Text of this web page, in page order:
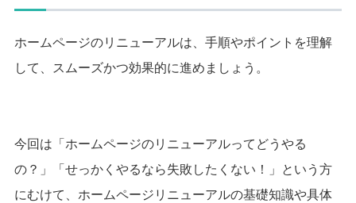
ホームページのリニューアルは、手順やポイントを理解
して、スムーズかつ効果的に進めましょう。
今回は「ホームページのリニューアルってどうやる
の？」「せっかくやるなら失敗したくない！」という方
にむけて、ホームページリニューアルの基礎知識や具体